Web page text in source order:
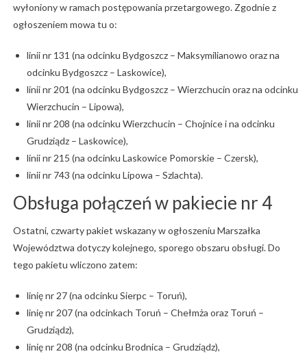
wyłoniony w ramach postępowania przetargowego. Zgodnie z
ogłoszeniem mowa tu o:
linii nr 131 (na odcinku Bydgoszcz – Maksymilianowo oraz na
odcinku Bydgoszcz – Laskowice),
linii nr 201 (na odcinku Bydgoszcz – Wierzchucin oraz na odcinku
Wierzchucin – Lipowa),
linii nr 208 (na odcinku Wierzchucin – Chojnice i na odcinku
Grudziądz – Laskowice),
linii nr 215 (na odcinku Laskowice Pomorskie – Czersk),
linii nr 743 (na odcinku Lipowa – Szlachta).
Obsługa połączeń w pakiecie nr 4
Ostatni, czwarty pakiet wskazany w ogłoszeniu Marszałka
Województwa dotyczy kolejnego, sporego obszaru obsługi. Do
tego pakietu wliczono zatem:
linię nr 27 (na odcinku Sierpc – Toruń),
linię nr 207 (na odcinkach Toruń – Chełmża oraz Toruń –
Grudziądz),
linię nr 208 (na odcinku Brodnica – Grudziądz),